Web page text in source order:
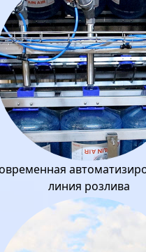
линия розлива